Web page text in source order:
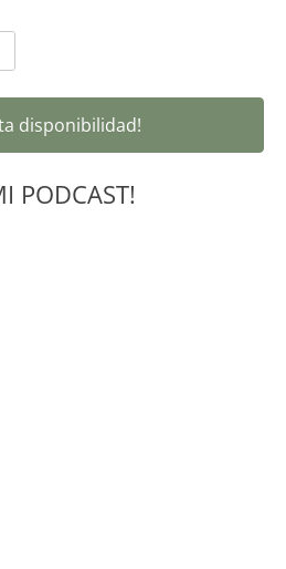
disponibilidad!
PODCAST!